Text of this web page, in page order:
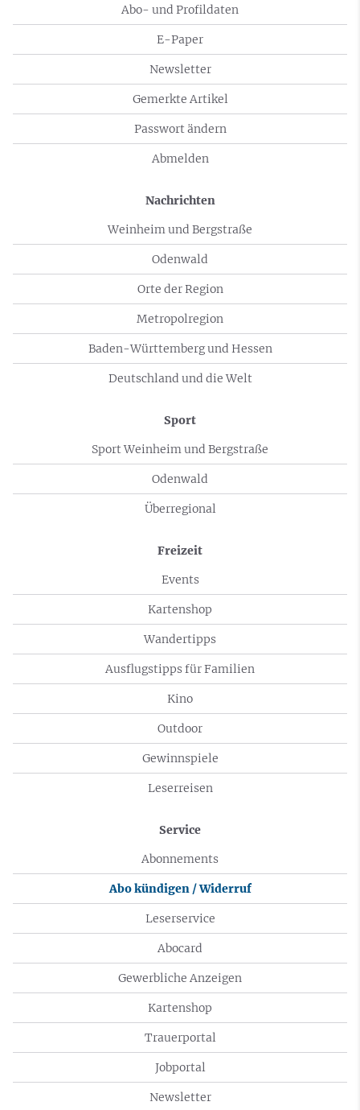
Abo- und Profildaten
E-Paper
Newsletter
Gemerkte Artikel
Passwort ändern
Abmelden
Nachrichten
Weinheim und Bergstraße
Odenwald
Orte der Region
Metropolregion
Baden-Württemberg und Hessen
Deutschland und die Welt
Sport
Sport Weinheim und Bergstraße
Odenwald
Überregional
Freizeit
Events
Kartenshop
Wandertipps
Ausflugstipps für Familien
Kino
Outdoor
Gewinnspiele
Leserreisen
Service
Abonnements
Abo kündigen / Widerruf
Leserservice
Abocard
Gewerbliche Anzeigen
Kartenshop
Trauerportal
Jobportal
Newsletter